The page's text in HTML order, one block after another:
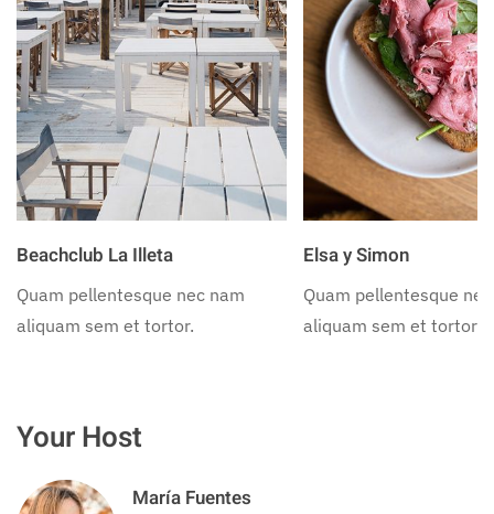
Beachclub La Illeta
Quam pellentesque nec nam
aliquam sem et tortor.
Elsa y Simon
Quam pellentesque
aliquam sem et tortor.
Your Host
María Fuentes